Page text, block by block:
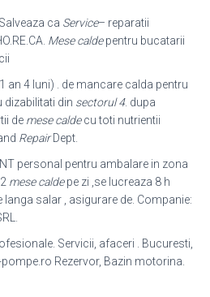
ca Service– reparatii
Mese caldepentru bucatarii
an 4 luni) . de mancare calda pentru
dizabilitati din sectorul 4. dupa
de mese caldecu toti nutrientii
RepairDept.
personal pentru ambalare in zona
mese caldepe zi ,se lucreaza 8 h
langa salar , asigurare de. Сompanie:
Servicii, afaceri . Bucuresti,
pompe.ro Rezervor, Bazin motorina.